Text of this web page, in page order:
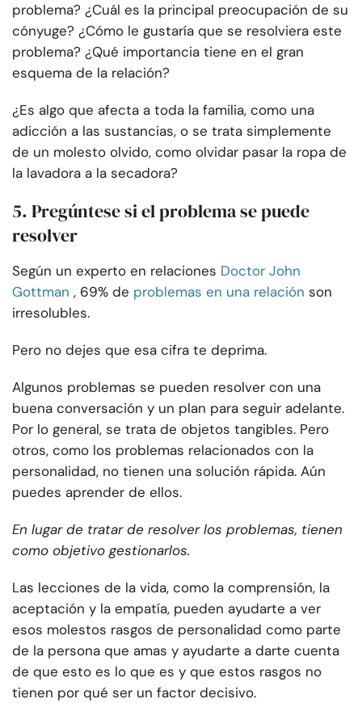
problema? ¿Cuál es la principal preocupación de su
cónyuge? ¿Cómo le gustaría que se resolviera este
problema? ¿Qué importancia tiene en el gran
esquema de la relación?
¿Es algo que afecta a toda la familia, como una
adicción a las sustancias, o se trata simplemente
de un molesto olvido, como olvidar pasar la ropa de
la lavadora a la secadora?
5. Pregúntese si el problema se puede
resolver
Según un experto en relaciones Doctor John
Gottman , 69% de problemas en una relación son
irresolubles.
Pero no dejes que esa cifra te deprima.
Algunos problemas se pueden resolver con una
buena conversación y un plan para seguir adelante.
Por lo general, se trata de objetos tangibles. Pero
otros, como los problemas relacionados con la
personalidad, no tienen una solución rápida. Aún
puedes aprender de ellos.
En lugar de tratar de resolver los problemas, tienen
como objetivo gestionarlos.
Las lecciones de la vida, como la comprensión, la
aceptación y la empatía, pueden ayudarte a ver
esos molestos rasgos de personalidad como parte
de la persona que amas y ayudarte a darte cuenta
de que esto es lo que es y que estos rasgos no
tienen por qué ser un factor decisivo.